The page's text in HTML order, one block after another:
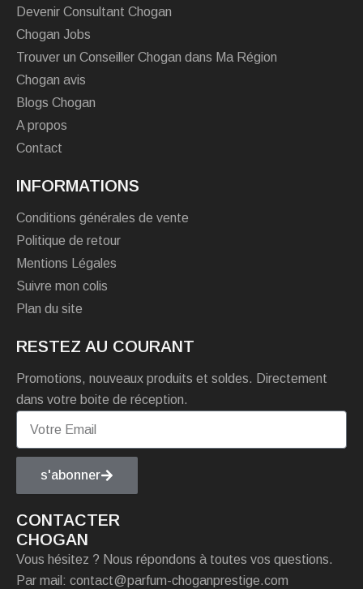
Devenir Consultant Chogan
Chogan Jobs
Trouver un Conseiller Chogan dans Ma Région
Chogan avis
Blogs Chogan
A propos
Contact
INFORMATIONS
Conditions générales de vente
Politique de retour
Mentions Légales
Suivre mon colis
Plan du site
RESTEZ AU COURANT
Promotions, nouveaux produits et soldes. Directement
dans votre boite de réception.
s'abonner
CONTACTER
CHOGAN
Vous hésitez ? Nous répondons à toutes vos questions.
Par mail: contact@parfum-choganprestige.com